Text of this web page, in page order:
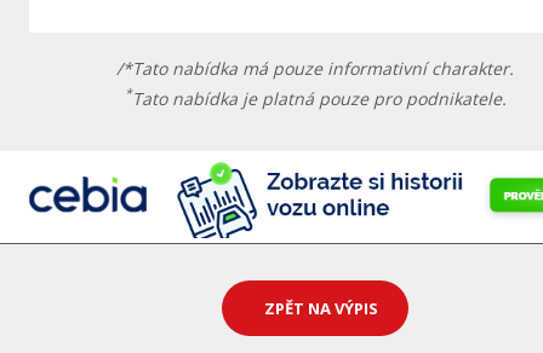
/*Tato nabídka má pouze informativní charakter.
*Tato nabídka je platná pouze pro podnikatele.
ZPĚT NA VÝPIS